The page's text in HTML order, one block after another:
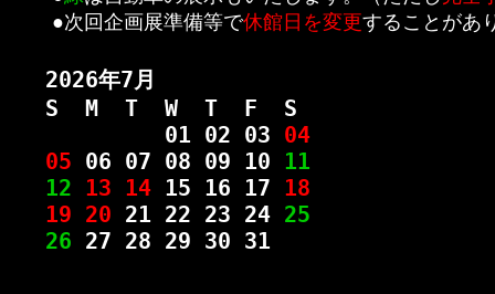
2026年7月
S M T W T F S
01 02 03 04
05 06 07 08 09 10 11
12 13 14 15 16 17 18
19 20 21 22 23 24 25
26 27 28 29 30 31
●次回企画展準備等で休館日を変更することがあ
・当館は建物の２階にあり、階段のご利用となります